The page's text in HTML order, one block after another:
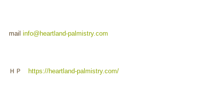
mailinfo@heartland-palmistry.com
ＨＰhttps://heartland-palmistry.com/